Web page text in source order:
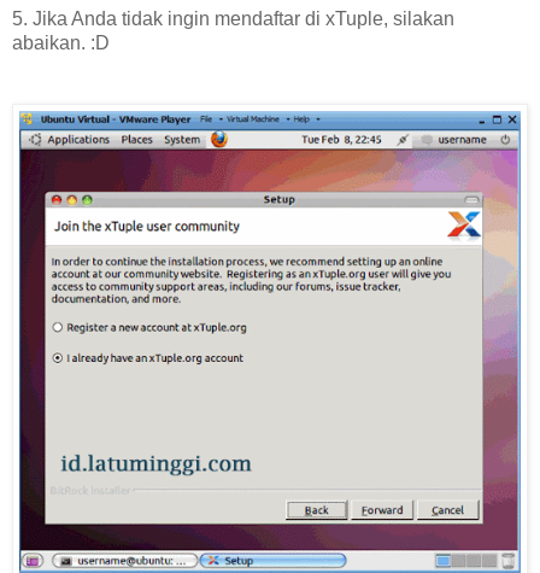
5. Jika Anda tidak ingin mendaftar di xTuple, silakan
abaikan. :D